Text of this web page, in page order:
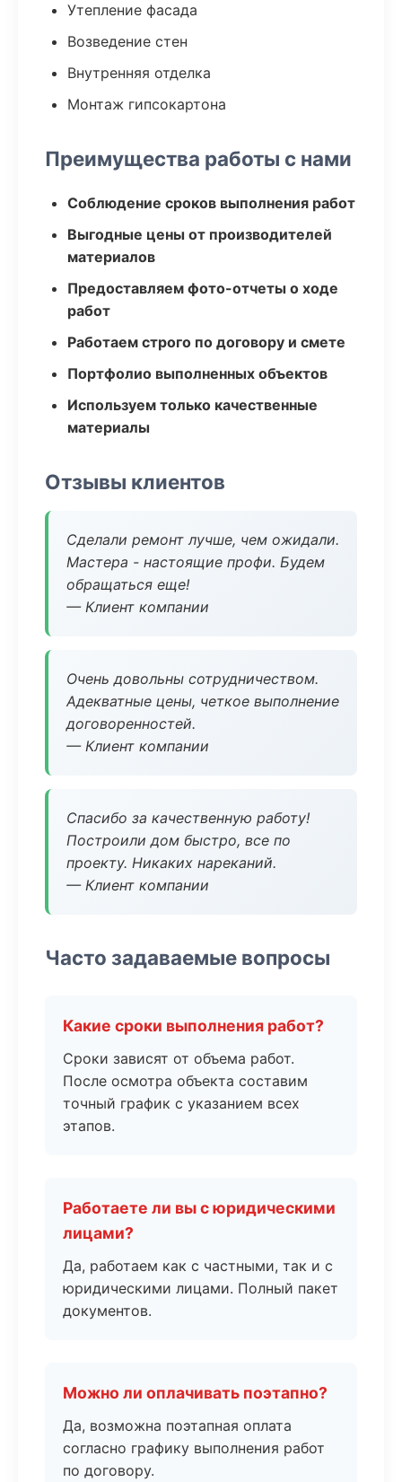
Утепление фасада
Возведение стен
Внутренняя отделка
Монтаж гипсокартона
Преимущества работы с нами
Соблюдение сроков выполнения работ
Выгодные цены от производителей
материалов
Предоставляем фото-отчеты о ходе
работ
Работаем строго по договору и смете
Портфолио выполненных объектов
Используем только качественные
материалы
Отзывы клиентов
Сделали ремонт лучше, чем ожидали.
Мастера - настоящие профи. Будем
обращаться еще!
— Клиент компании
Очень довольны сотрудничеством.
Адекватные цены, четкое выполнение
договоренностей.
— Клиент компании
Спасибо за качественную работу!
Построили дом быстро, все по
проекту. Никаких нареканий.
— Клиент компании
Часто задаваемые вопросы
Какие сроки выполнения работ?
Сроки зависят от объема работ.
После осмотра объекта составим
точный график с указанием всех
этапов.
Работаете ли вы с юридическими
лицами?
Да, работаем как с частными, так и с
юридическими лицами. Полный пакет
документов.
Можно ли оплачивать поэтапно?
Да, возможна поэтапная оплата
согласно графику выполнения работ
по договору.